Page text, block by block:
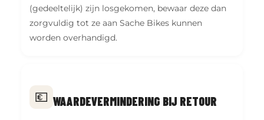
(gedeeltelijk) zijn losgekomen, bewaar deze dan
zorgvuldig tot ze aan Sache Bikes kunnen
worden overhandigd.
💶 WAARDEVERMINDERING BIJ RETOUR